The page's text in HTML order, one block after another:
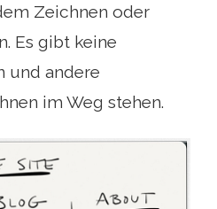
Zeichnen oder
Es gibt keine
und andere
im Weg stehen.